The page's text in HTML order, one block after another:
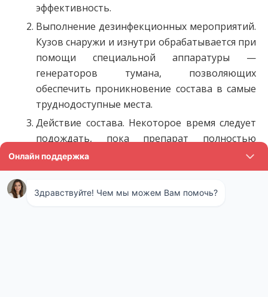
эффективность.
Выполнение дезинфекционных мероприятий.
Кузов снаружи и изнутри обрабатывается при
помощи специальной аппаратуры —
генераторов тумана, позволяющих
обеспечить проникновение состава в самые
труднодоступные места.
Действие состава. Некоторое время следует
подождать, пока препарат полностью
подействует. По истечению сроков,
указанных специалистами, автомобиль
стандартной подготовке к использованию.